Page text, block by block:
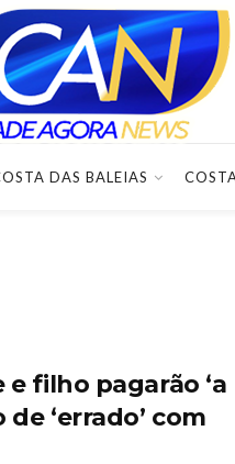
DAS BALEIAS
filho pagarão ‘a
‘errado’ com